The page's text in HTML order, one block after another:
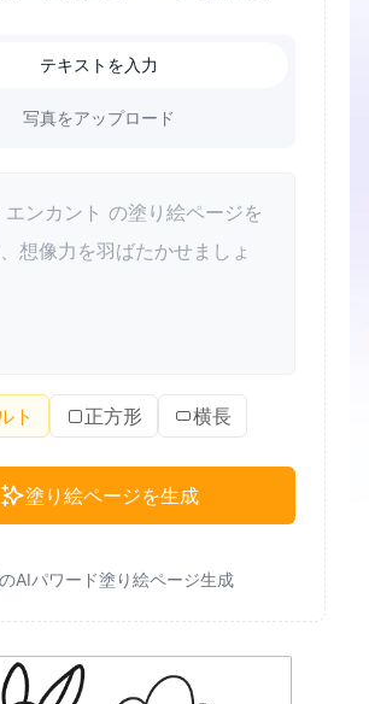
テキストを入力
写真をアップロード
ト 正方形 横長
塗り絵ページを生成
AIパワード塗り絵ページ生成